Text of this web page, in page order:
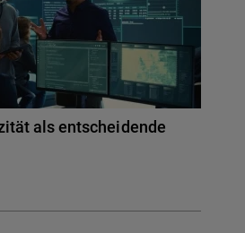
als entscheidende